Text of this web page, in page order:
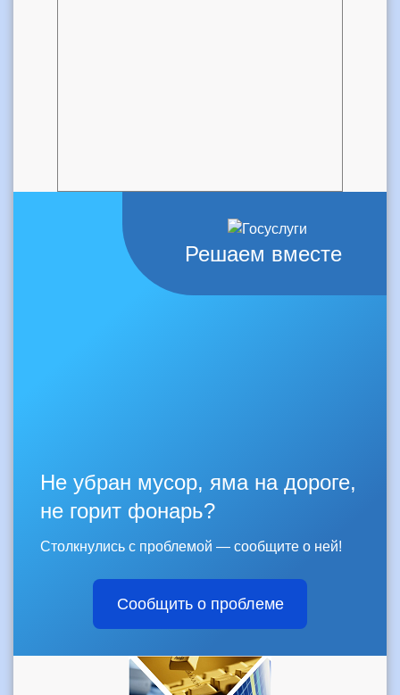
Решаем вместе
Не убран мусор, яма на дороге,
не горит фонарь?
Столкнулись с проблемой — сообщите о ней!
Сообщить о проблеме